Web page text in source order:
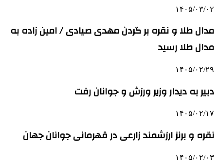
۱۴۰۵/۰۳/۰۲
مدال طلا و نقره بر گردن مهدی صیادی / امین زاده به
مدال طلا رسید
۱۴۰۵/۰۲/۲۹
دبیر به دیدار وزیر ورزش و جوانان رفت
۱۴۰۵/۰۲/۱۷
نقره و برنز ارزشمند زارعی در قهرمانی جوانان جهان
۱۴۰۵/۰۲/۰۳